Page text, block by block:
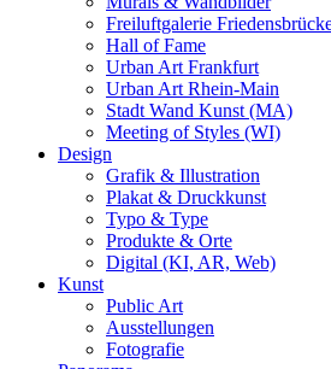
Freiluftgalerie
Hall of Fame
Urban Art Frankfurt
Urban Art Rhein-Main
Stadt Wand Kunst (MA)
Meeting of Styles (WI)
Design
Grafik & Illustration
Plakat & Druckkunst
Typo & Type
Produkte & Orte
Digital (KI, AR, Web)
Kunst
Public Art
Ausstellungen
Fotografie